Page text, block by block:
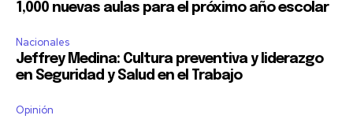
1,000 nuevas aulas para el próximo año escolar
Nacionales
Jeffrey Medina: Cultura preventiva y liderazgo
en Seguridad y Salud en el Trabajo
Opinión